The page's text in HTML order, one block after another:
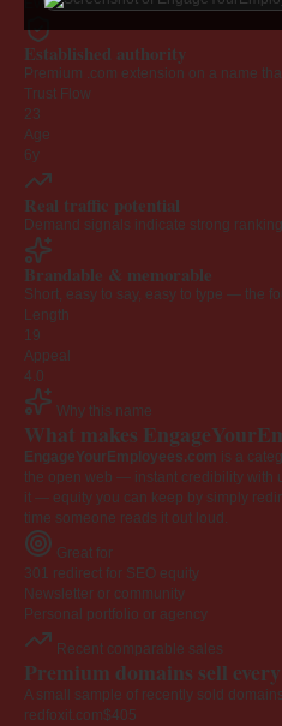
Every claim below is backed by
Established authority
Premium .com extension on a name
Trust Flow
23
Age
6y
Real traffic potential
Demand signals indicate strong
Brandable & memorable
Short, easy to say, easy to type — the
Length
19
Appeal
4.0
Why this name
What makes
EngageYourEmployees.com is a
the open web — instant credibility with
it — equity you can keep by simply
time someone reads it out loud.
Great for
301 redirect for SEO equity
Newsletter or community
Personal portfolio or agency
Recent comparable sales
Premium domains sell
A small sample of recently sold
redfoxit.com$405